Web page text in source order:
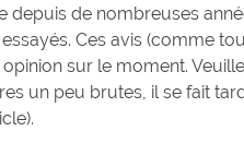
depuis de nombreuses
Ces avis (comme
sur le moment.
un peu brutes, il se fait